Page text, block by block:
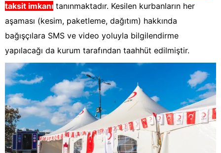
taksit imkanı tanınmaktadır. Kesilen kurbanların her
aşaması (kesim, paketleme, dağıtım) hakkında
bağışçılara SMS ve video yoluyla bilgilendirme
yapılacağı da kurum tarafından taahhüt edilmiştir.